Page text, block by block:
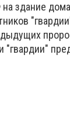
здание
"гвардии"